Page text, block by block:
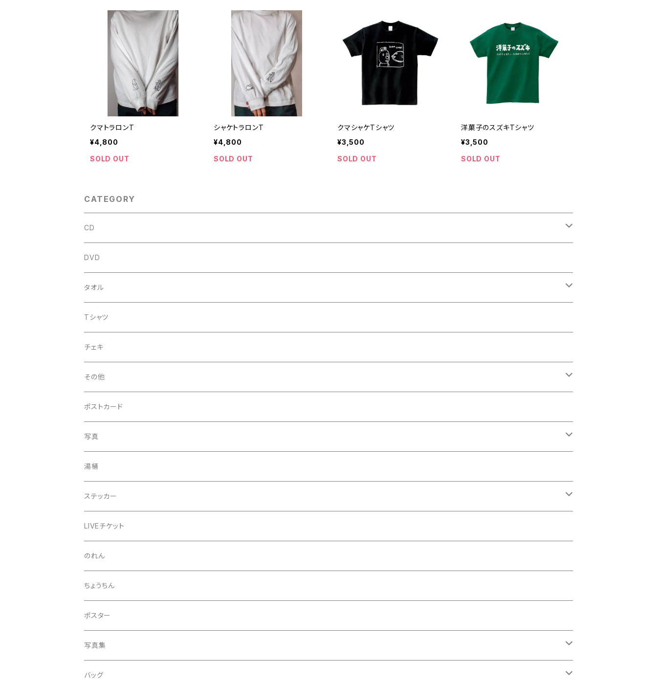
クマトラロンT
¥4,800
SOLD OUT
シャケトラロンT
¥4,800
SOLD OUT
クマシャケTシャツ
¥3,500
SOLD OUT
洋菓子のスズキTシャツ
¥3,500
SOLD OUT
CATEGORY
CD
アルバム
企画CD
シングル
DVD
タオル
菅沼温泉タオル
菅沼エアーかおる
菅沼温泉ハンカチタオル
手ぬぐい
Tシャツ
チェキ
その他
コースター
うちわ
きんちゃく
マッチ
くつ下
お礼ボイス
アクリルスタンド
灰皿
ポストカード
写真
24節気少年
芒種風景
夏至風景
処暑
白露
生写真
プロマイド（マルベル堂）
湯桶
ステッカー
24節気少年
毅然湯
スガヌマンチョコシール
A HARD DAY'S NIGHT
with the suganuma's
LIVEチケット
のれん
ちょうちん
ポスター
写真集
５歳刻み写真集
バッグ